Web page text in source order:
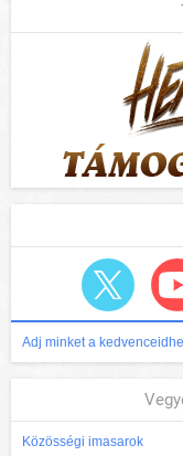
Adj minket a
Közösségi imasarok